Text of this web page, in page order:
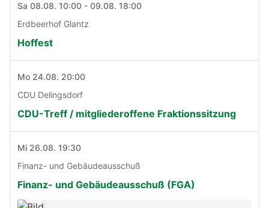
Sa 08.08. 10:00 - 09.08. 18:00
Erdbeerhof Glantz
Hoffest
Mo 24.08. 20:00
CDU Delingsdorf
CDU-Treff / mitgliederoffene Fraktionssitzung
Mi 26.08. 19:30
Finanz- und Gebäudeausschuß
Finanz- und Gebäudeausschuß (FGA)